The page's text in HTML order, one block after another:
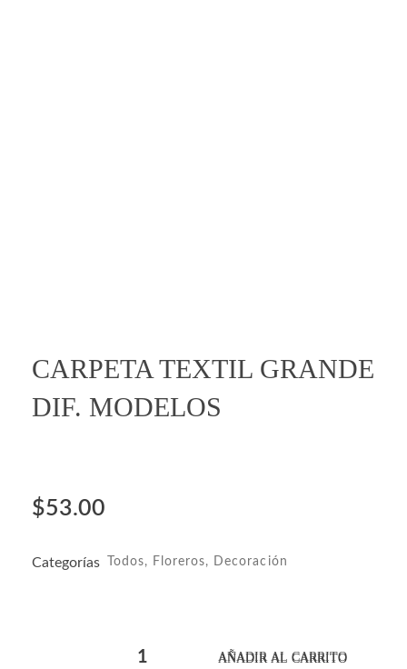
CARPETA TEXTIL GRANDE
DIF. MODELOS
$53.00
AÑADIR AL CARRITO
Categorías Todos, Floreros, Decoración